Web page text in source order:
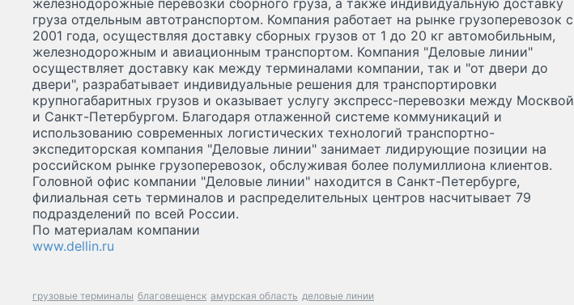
железнодорожные перевозки сборного груза, а также индивидуальную доставку
груза отдельным автотранспортом. Компания работает на рынке грузоперевозок с
2001 года, осуществляя доставку сборных грузов от 1 до 20 кг автомобильным,
железнодорожным и авиационным транспортом. Компания "Деловые линии"
осуществляет доставку как между терминалами компании, так и "от двери до
двери", разрабатывает индивидуальные решения для транспортировки
крупногабаритных грузов и оказывает услугу экспресс-перевозки между Москвой
и Санкт-Петербургом. Благодаря отлаженной системе коммуникаций и
использованию современных логистических технологий транспортно-
экспедиторская компания "Деловые линии" занимает лидирующие позиции на
российском рынке грузоперевозок, обслуживая более полумиллиона клиентов.
Головной офис компании "Деловые линии" находится в Санкт-Петербурге,
филиальная сеть терминалов и распределительных центров насчитывает 79
подразделений по всей России.
По материалам компании
www.dellin.ru
грузовые терминалы благовещенск амурская область деловые линии